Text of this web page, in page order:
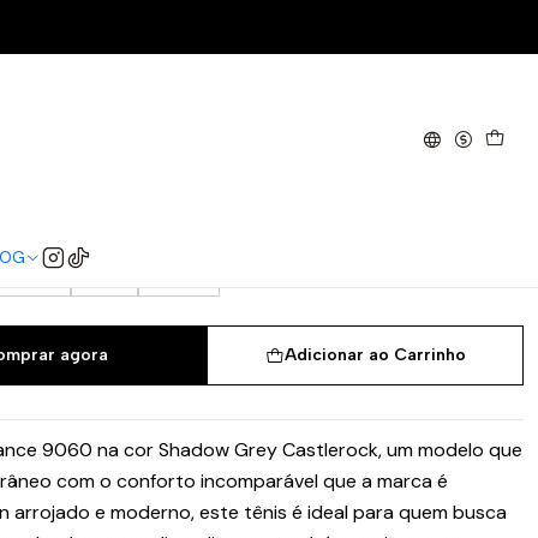
Shadow Grey Castlerock
44.5
Adicionar ao Carrinho
agora
9060 na cor Shadow Grey Castlerock, um modelo que
com o conforto incomparável que a marca é
arrojado e moderno, este tênis é ideal para quem busca